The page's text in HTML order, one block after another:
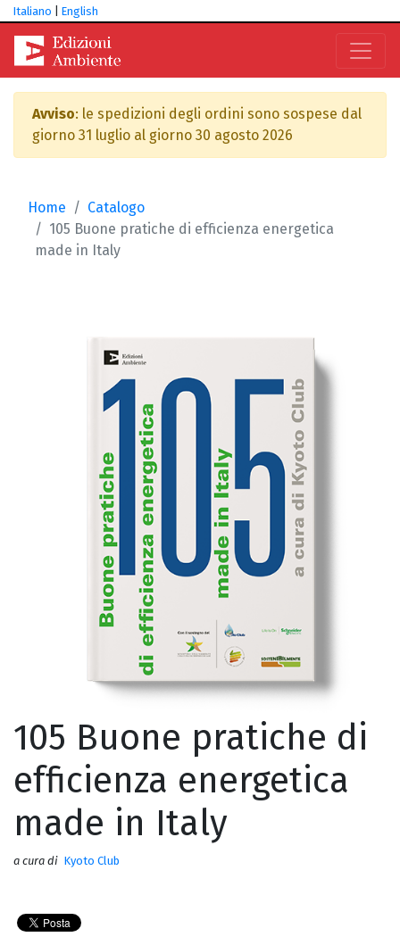
Italiano English
Avviso: le spedizioni degli ordini sono sospese dal
giorno 31 luglio al giorno 30 agosto 2026
Home
Catalogo
105 Buone pratiche di efficienza energetica
made in Italy
105 Buone pratiche di
efficienza energetica
made in Italy
a cura di Kyoto Club